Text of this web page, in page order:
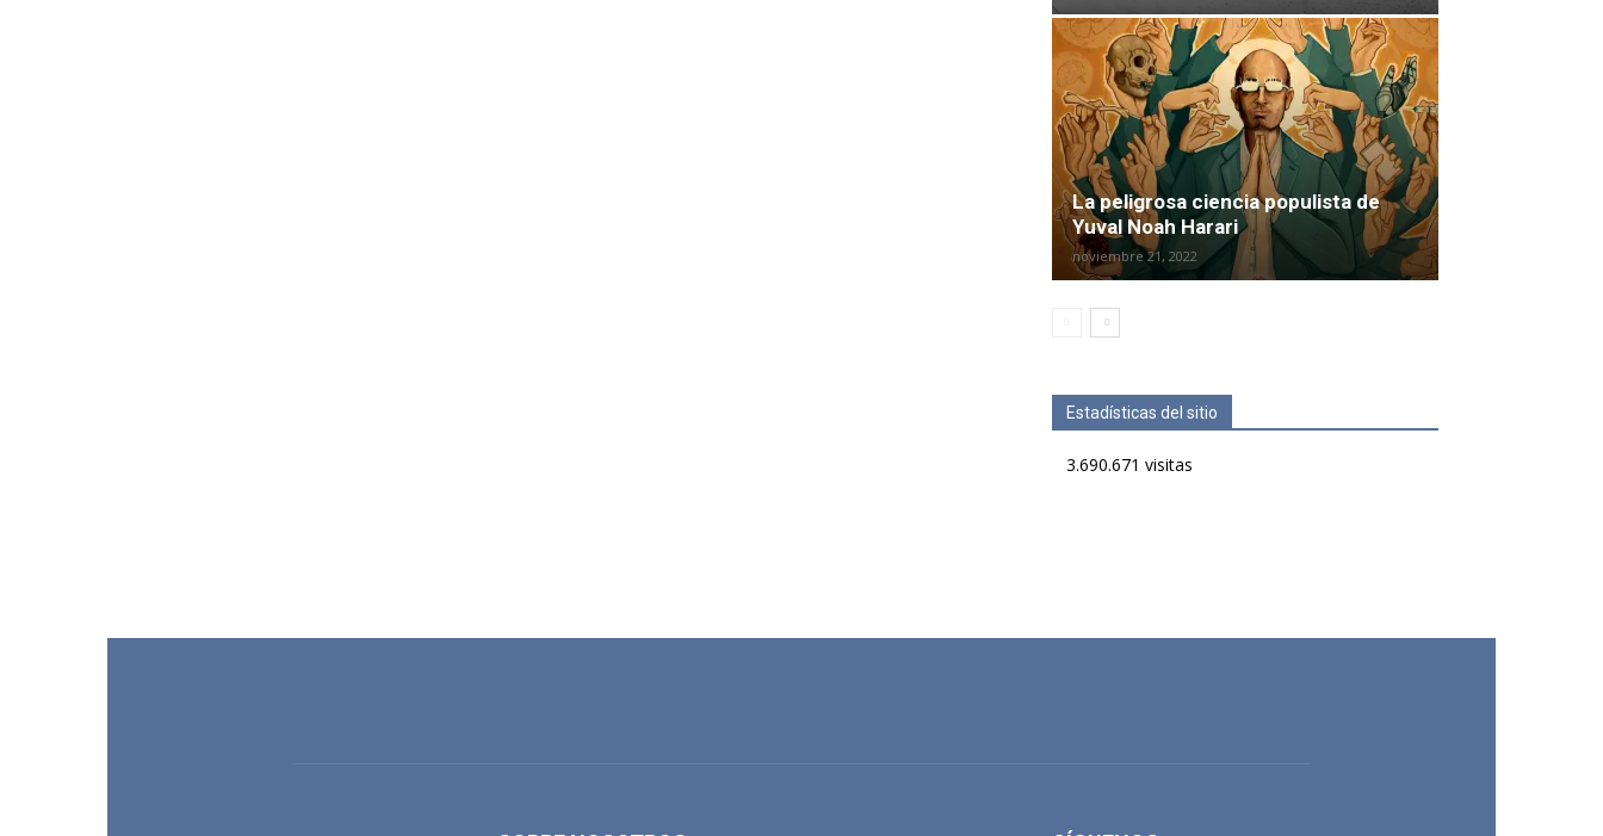
La peligrosa ciencia populista de
Yuval Noah Harari
noviembre 21, 2022
Estadísticas del sitio
3.690.671 visitas